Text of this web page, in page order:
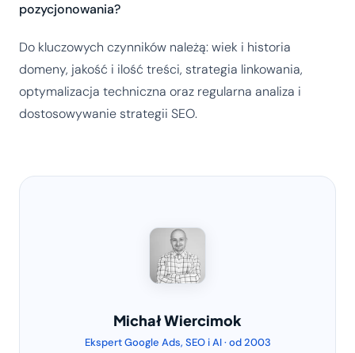
pozycjonowania?
Do kluczowych czynników należą: wiek i historia
domeny, jakość i ilość treści, strategia linkowania,
optymalizacja techniczna oraz regularna analiza i
dostosowywanie strategii SEO.
Michał Wiercimok
Ekspert Google Ads, SEO i AI · od 2003